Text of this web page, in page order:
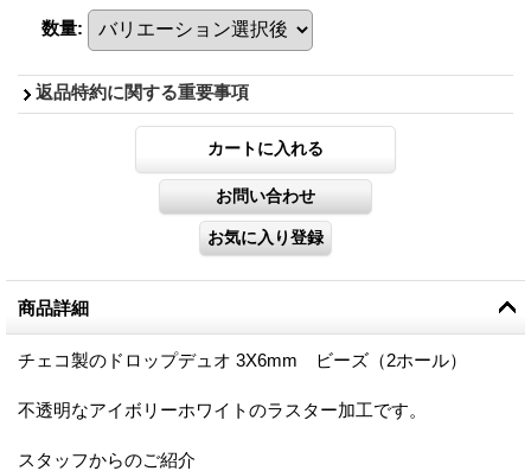
数量:
返品特約に関する重要事項
商品詳細
チェコ製のドロップデュオ 3X6mm ビーズ（2ホール）
不透明なアイボリーホワイトのラスター加工です。
スタッフからのご紹介